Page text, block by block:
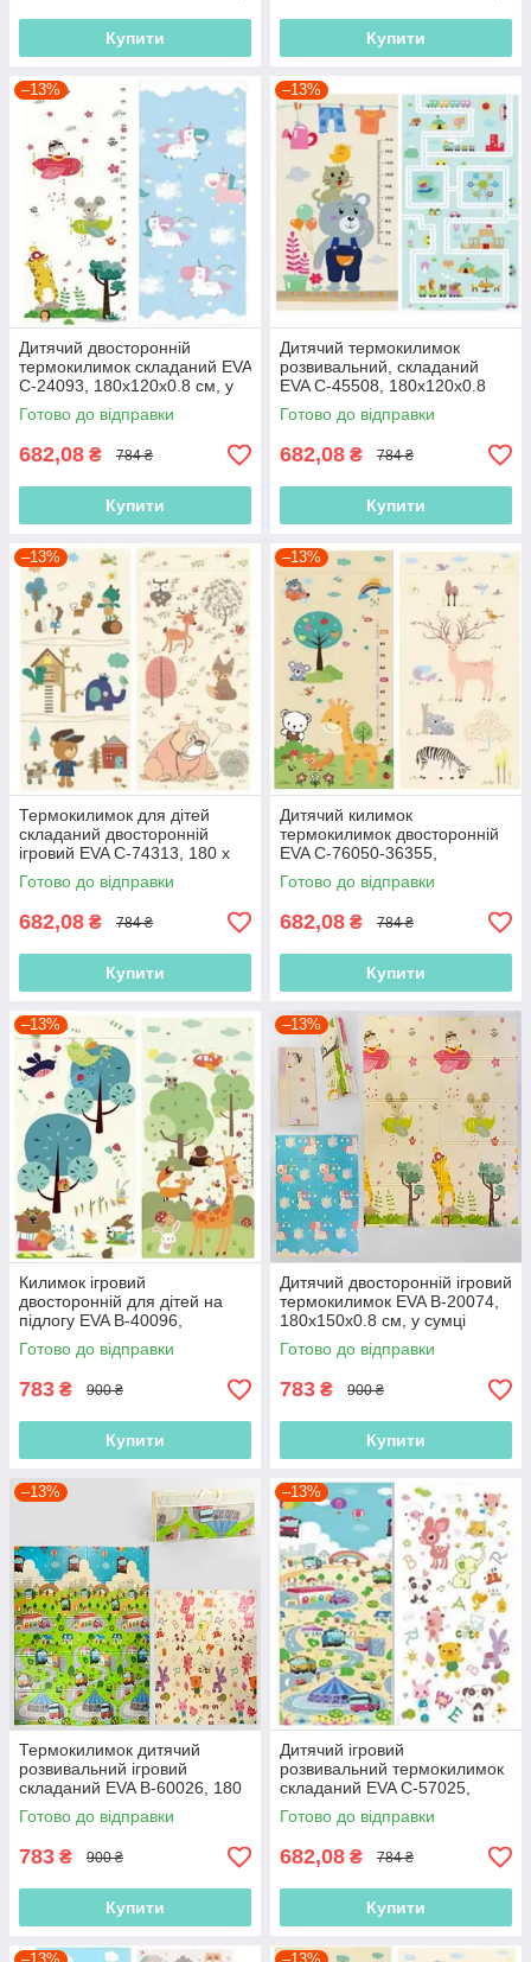
Купити Купити
–13%
Дитячий двосторонній
термокилимок складаний EVA
С-24093, 180х120х0.8 см, у
сумці
Готово до відправки
682,08 ₴ 784 ₴
Купити
–13%
Дитячий термокилимок
розвивальний, складаний
EVA С-45508, 180х120х0.8
см, у сумці
Готово до відправки
682,08 ₴ 784 ₴
Купити
–13%
Термокилимок для дітей
складаний двосторонній
ігровий EVA С-74313, 180 х
120 х 0.8 см, у сумці
Готово до відправки
682,08 ₴ 784 ₴
Купити
–13%
Дитячий килимок
термокилимок двосторонній
EVA С-76050-36355,
180х120х0.8 см, у сумці
Готово до відправки
682,08 ₴ 784 ₴
Купити
–13%
Килимок ігровий
двосторонній для дітей на
підлогу EVA B-40096,
180х150х0.8 см, у сумці
Готово до відправки
783 ₴ 900 ₴
Купити
–13%
Дитячий двосторонній ігровий
термокилимок EVA В-20074,
180х150х0.8 см, у сумці
Готово до відправки
783 ₴ 900 ₴
Купити
–13%
Термокилимок дитячий
розвивальний ігровий
складаний EVA B-60026, 180
х 150 х 0.8 см, у сумці
Готово до відправки
783 ₴ 900 ₴
Купити
–13%
Дитячий ігровий
розвивальний термокилимок
складаний EVA С-57025,
180х120х0.8 см, у сумці
Готово до відправки
682,08 ₴ 784 ₴
Купити